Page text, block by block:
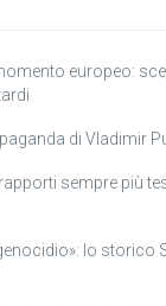
europeo:
di Vladimir
rapporti sempre più
lo storico